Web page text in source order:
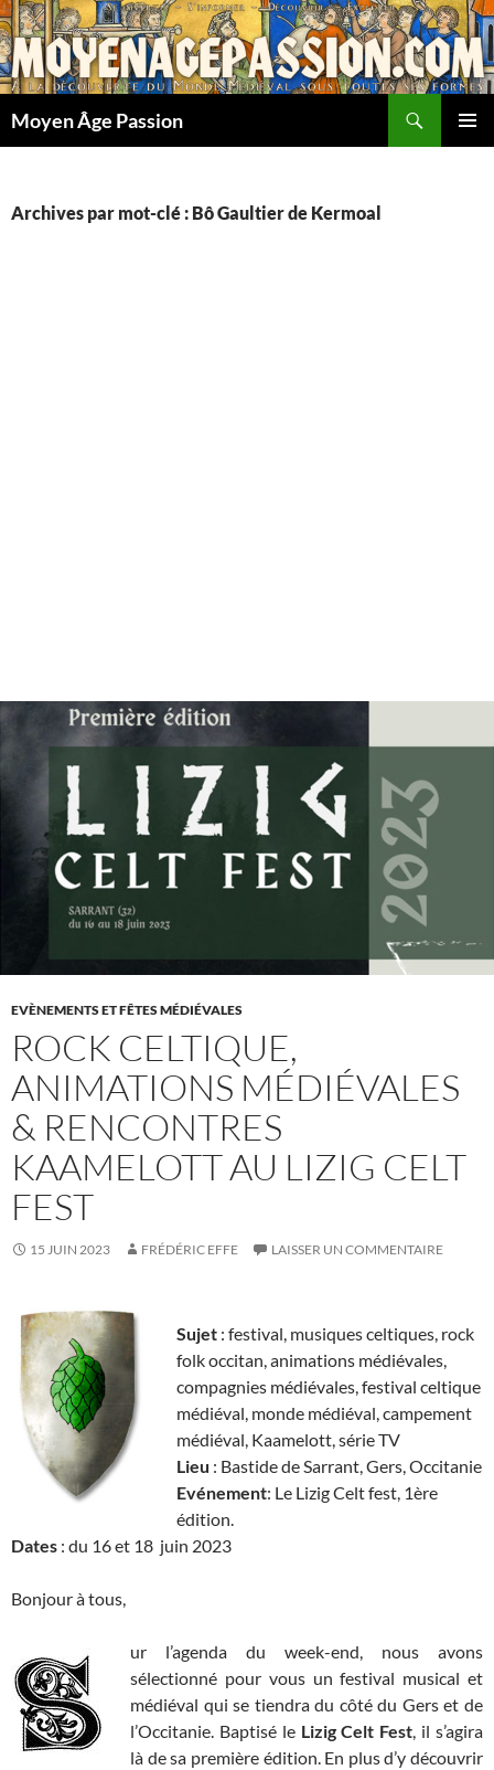
Aller
au
contenu
Moyen Âge Passion
Archives par mot-clé : Bô Gaultier de Kermoal
EVÈNEMENTS ET FÊTES MÉDIÉVALES
ROCK CELTIQUE,
ANIMATIONS MÉDIÉVALES
& RENCONTRES
KAAMELOTT AU LIZIG CELT
FEST
15 JUIN 2023 FRÉDÉRIC EFFE LAISSER UN COMMENTAIRE
Sujet : festival, musiques celtiques, rock
folk occitan, animations médiévales,
compagnies médiévales, festival celtique
médiéval, monde médiéval, campement
médiéval, Kaamelott, série TV
Lieu : Bastide de Sarrant, Gers, Occitanie
Evénement: Le Lizig Celt fest, 1ère
édition.
Dates : du 16 et 18 juin 2023
Bonjour à tous,
ur l’agenda du week-end, nous avons
sélectionné pour vous un festival musical et
médiéval qui se tiendra du côté du Gers et de
l’Occitanie. Baptisé le Lizig Celt Fest, il s’agira
là de sa première édition. En plus d’y découvrir